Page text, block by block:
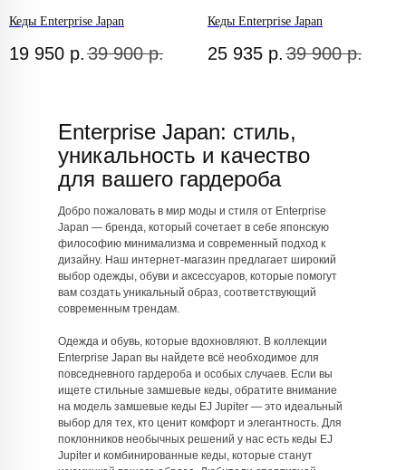
Кеды Enterprise Japan
19 950 р. 39 900 р.
Кеды Enterprise Japan
25 935 р. 39 900 р.
Enterprise Japan: стиль,
уникальность и качество
для вашего гардероба
Добро пожаловать в мир моды и стиля от Enterprise
Japan — бренда, который сочетает в себе японскую
философию минимализма и современный подход к
дизайну. Наш интернет-магазин предлагает широкий
выбор одежды, обуви и аксессуаров, которые помогут
вам создать уникальный образ, соответствующий
современным трендам.
Одежда и обувь, которые вдохновляют. В коллекции
Enterprise Japan вы найдете всё необходимое для
повседневного гардероба и особых случаев. Если вы
ищете стильные замшевые кеды, обратите внимание
на модель замшевые кеды EJ Jupiter — это идеальный
выбор для тех, кто ценит комфорт и элегантность. Для
поклонников необычных решений у нас есть кеды EJ
Jupiter и комбинированные кеды, которые станут